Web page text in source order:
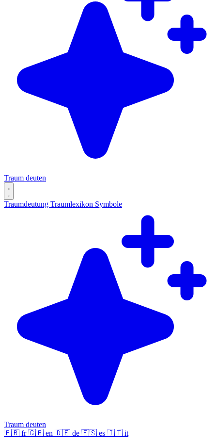
Traum deuten
Traumdeutung Traumlexikon Symbole
Traum deuten
🇫🇷 fr 🇬🇧 en 🇩🇪 de 🇪🇸 es 🇮🇹 it